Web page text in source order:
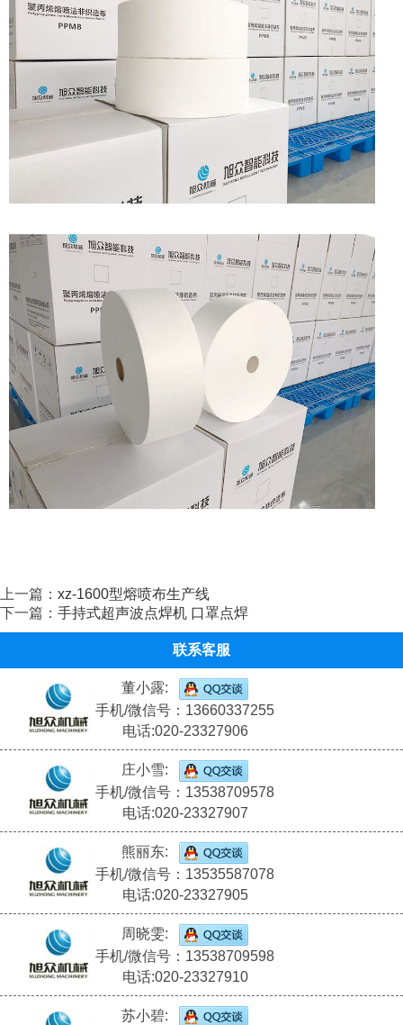
上一篇： xz-1600型熔喷布生产线
下一篇： 手持式超声波点焊机 口罩点焊
联系客服
董小露:
手机/微信号：13660337255
电话:020-23327906
庄小雪:
手机/微信号：13538709578
电话:020-23327907
熊丽东:
手机/微信号：13535587078
电话:020-23327905
周晓雯:
手机/微信号：13538709598
电话:020-23327910
苏小碧: